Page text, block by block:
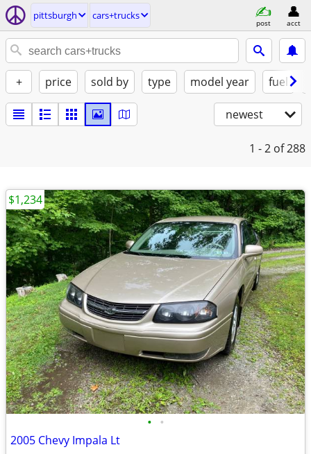
pittsburgh cars+trucks
post acct
+ price sold by type model year fuel
newest
1 - 2 of 288
• •
2005 Chevy Impala Lt
$1,234